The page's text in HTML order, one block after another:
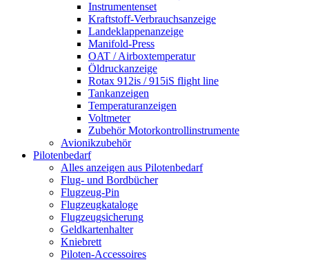
Instrumentenset
Kraftstoff-Verbrauchsanzeige
Landeklappenanzeige
Manifold-Press
OAT / Airboxtemperatur
Öldruckanzeige
Rotax 912is / 915iS flight line
Tankanzeigen
Temperaturanzeigen
Voltmeter
Zubehör Motorkontrollinstrumente
Avionikzubehör
Pilotenbedarf
Alles anzeigen aus Pilotenbedarf
Flug- und Bordbücher
Flugzeug-Pin
Flugzeugkataloge
Flugzeugsicherung
Geldkartenhalter
Kniebrett
Piloten-Accessoires